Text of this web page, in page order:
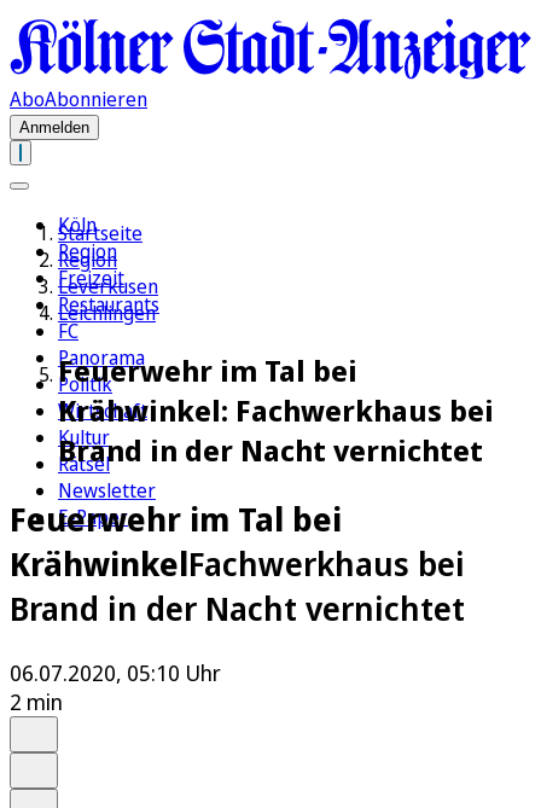
AboAbonnieren
Anmelden
Köln
Region
Freizeit
Restaurants
FC
Panorama
Politik
Wirtschaft
Kultur
Rätsel
Newsletter
E-Paper
Startseite
Region
Leverkusen
Leichlingen
Feuerwehr im Tal bei
Krähwinkel: Fachwerkhaus bei
Brand in der Nacht vernichtet
Feuerwehr im Tal bei
KrähwinkelFachwerkhaus bei
Brand in der Nacht vernichtet
06.07.2020, 05:10 Uhr
2 min